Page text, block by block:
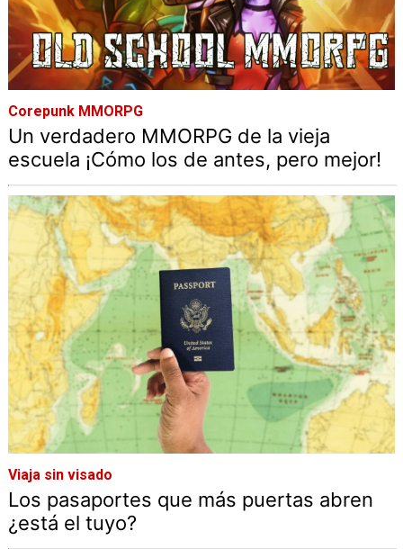
Corepunk MMORPG
Un verdadero MMORPG de la vieja
escuela ¡Cómo los de antes, pero mejor!
Viaja sin visado
Los pasaportes que más puertas abren
¿está el tuyo?